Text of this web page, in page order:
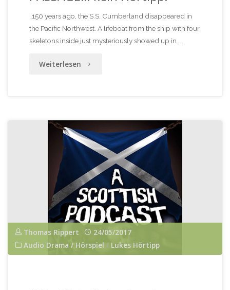
„150 years ago, the S.S. Cumberland disappeared in
the Pacific Northwest. A lifeboat from the ship with four
skeletons inside just mysteriously showed up in …
Weiterlesen "PASSAGE…
Thomas Rippert
24/05/2017
Audio Drama / Hörspiel / Lukes Hörtipp